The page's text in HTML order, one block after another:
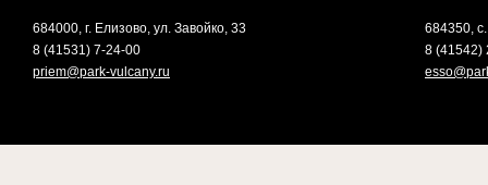
684000, г. Елизово, ул. Завойко, 33
8 (41531) 7-24-00
priem@park-vulcany.ru
684350,
8 (41542)